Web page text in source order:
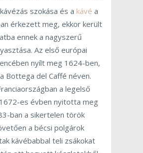
szokása és a kávé a
érkezett meg, ekkor került
ennek a nagyszerű
Az első európai
nyílt meg 1624-ben,
Bottega del Caffé néven.
a legelső
es évben nyitotta meg
ban a sikertelen török
a bécsi polgárok
kávébabbal teli zsákokat